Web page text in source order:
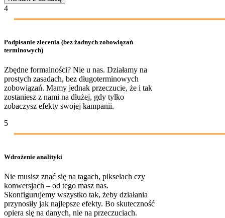
4
Podpisanie zlecenia (bez żadnych zobowiązań
terminowych)
Zbędne formalności? Nie u nas. Działamy na
prostych zasadach, bez długoterminowych
zobowiązań. Mamy jednak przeczucie, że i tak
zostaniesz z nami na dłużej, gdy tylko
zobaczysz efekty swojej kampanii.
5
Wdrożenie analityki
Nie musisz znać się na tagach, pikselach czy
konwersjach – od tego masz nas.
Skonfigurujemy wszystko tak, żeby działania
przynosiły jak najlepsze efekty. Bo skuteczność
opiera się na danych, nie na przeczuciach.